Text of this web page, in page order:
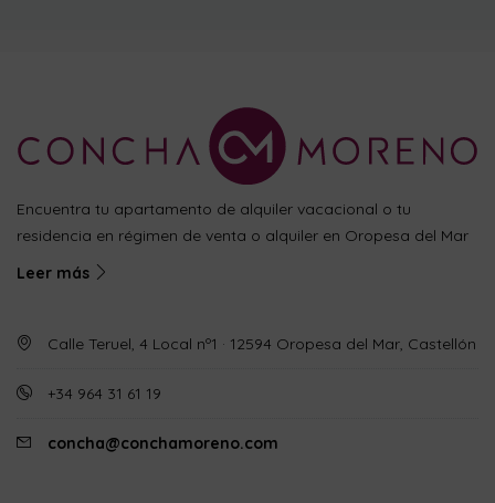
Encuentra tu apartamento de alquiler vacacional o tu
residencia en régimen de venta o alquiler en Oropesa del Mar
Leer más
Calle Teruel, 4 Local nº1 · 12594 Oropesa del Mar, Castellón
+34 964 31 61 19
concha@conchamoreno.com